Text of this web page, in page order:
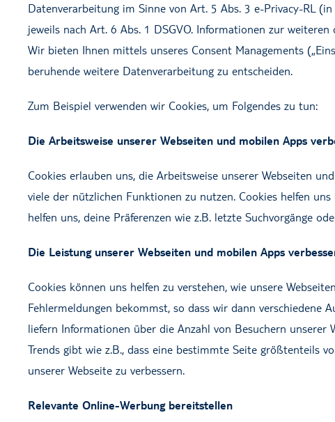
Datenverarbeitung im Sinne von Art. 5 Abs. 3 e-Privacy-RL
jeweils nach Art. 6 Abs. 1 DSGVO. Informationen zur
Wir bieten Ihnen mittels unseres Consent Managements
beruhende weitere Datenverarbeitung zu entscheiden.
Zum Beispiel verwenden wir Cookies, um Folgendes zu tun:
Die Arbeitsweise unserer Webseiten und mobilen Apps
Cookies erlauben uns, die Arbeitsweise unserer Webseiten
viele der nützlichen Funktionen zu nutzen. Cookies helfen
helfen uns, deine Präferenzen wie z.B. letzte Suchvorgänge
Die Leistung unserer Webseiten und mobilen Apps
Cookies können uns helfen zu verstehen, wie unsere
Fehlermeldungen bekommst, so dass wir dann verschiedene
liefern Informationen über die Anzahl von Besuchern
Trends gibt wie z.B., dass eine bestimmte Seite größtenteils
unserer Webseite zu verbessern.
Relevante Online-Werbung bereitstellen